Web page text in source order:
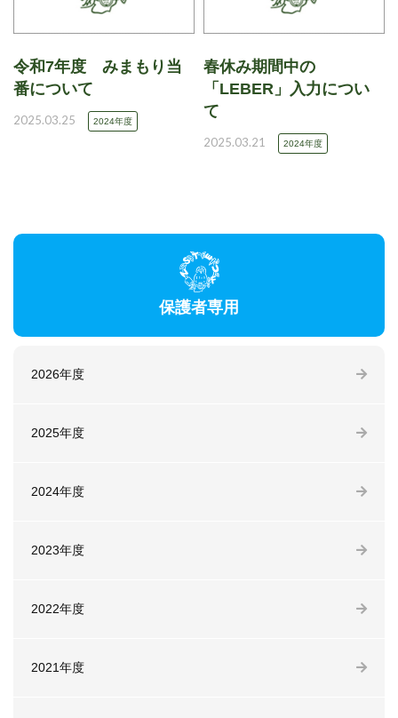
令和7年度 みまもり当
番について
2025.03.25 2024年度
春休み期間中の
「LEBER」入力につい
て
2025.03.21 2024年度
保護者専用
2026年度
2025年度
2024年度
2023年度
2022年度
2021年度